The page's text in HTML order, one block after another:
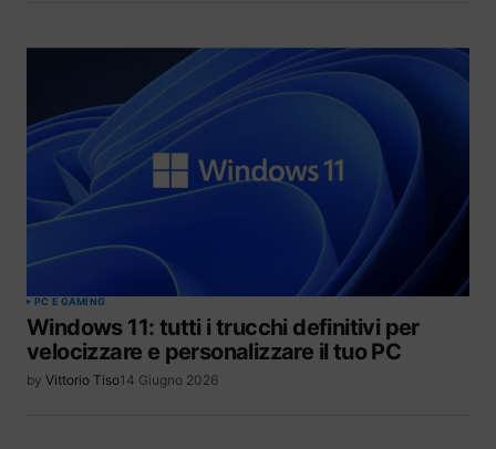
PC E GAMING
Windows 11: tutti i trucchi definitivi per
velocizzare e personalizzare il tuo PC
by Vittorio Tiso14 Giugno 2026